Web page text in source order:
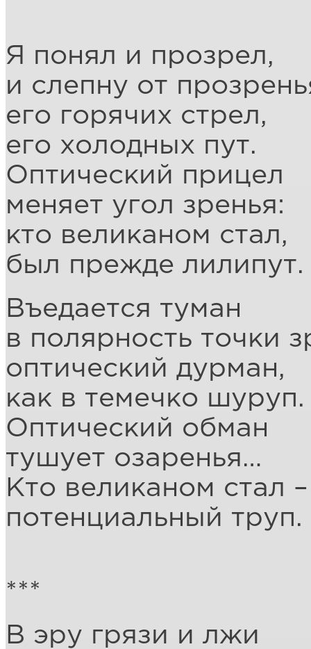
Я понял и прозрел,
и слепну от
его горячих стрел,
его холодных пут.
Оптический прицел
меняет угол зренья:
кто великаном стал,
был прежде лилипут.
Въедается туман
в полярность точки
оптический дурман,
как в темечко шуруп.
Оптический обман
тушует озаренья…
Кто великаном стал –
потенциальный труп.
***
В эру грязи и лжи